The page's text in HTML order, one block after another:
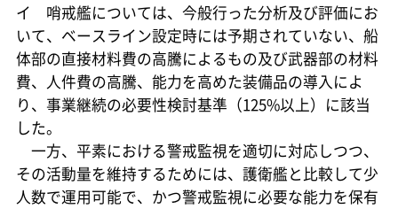
イ 哨戒艦については、今般行った分析及び評価にお
いて、ベースライン設定時には予期されていない、船
体部の直接材料費の高騰によるもの及び武器部の材料
費、人件費の高騰、能力を高めた装備品の導入によ
り、事業継続の必要性検討基準（125%以上）に該当
した。
一方、平素における警戒監視を適切に対応しつつ、
その活動量を維持するためには、護衛艦と比較して少
人数で運用可能で、かつ警戒監視に必要な能力を保有